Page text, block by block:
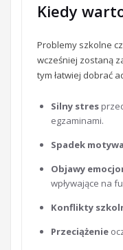
Kiedy
Problemy szkolne
wcześniej zostaną
tym łatwiej dobrać
Silny stres
egzaminami.
Spadek
Objawy
wpływające na
Konflikty
Przeciążenie